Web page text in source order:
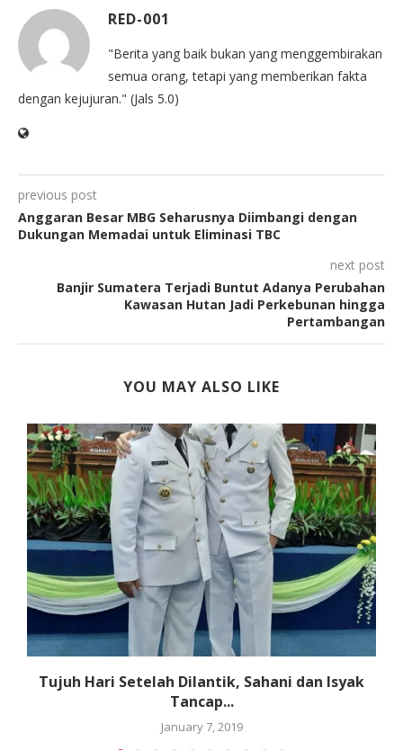
RED-001
"Berita yang baik bukan yang menggembirakan
semua orang, tetapi yang memberikan fakta
dengan kejujuran." (Jals 5.0)
previous post
Anggaran Besar MBG Seharusnya Diimbangi dengan
Dukungan Memadai untuk Eliminasi TBC
next post
Banjir Sumatera Terjadi Buntut Adanya Perubahan
Kawasan Hutan Jadi Perkebunan hingga
Pertambangan
YOU MAY ALSO LIKE
Tujuh Hari Setelah Dilantik, Sahani dan Isyak
Tancap...
January 7, 2019